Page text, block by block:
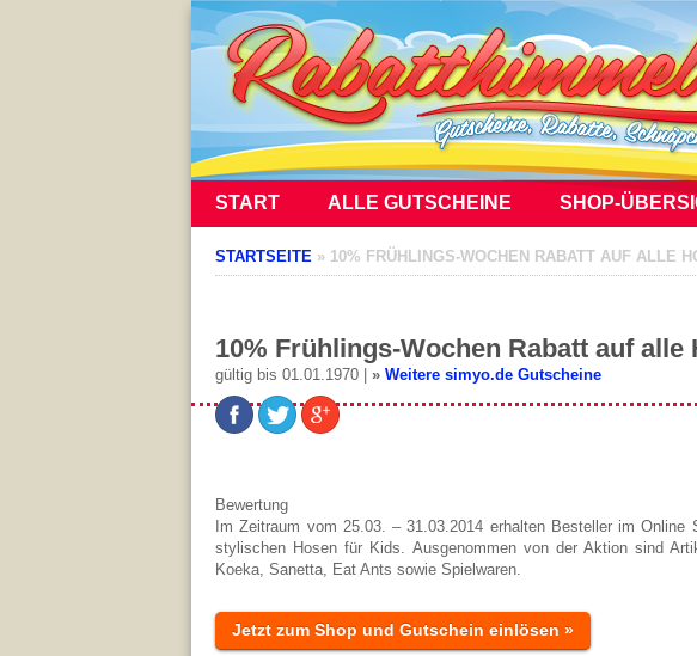
START ALLE GUTSCHEINE SHOP-
STARTSEITE » 10% FRÜHLINGS-WOCHEN RABATT AUF ALLE
10% Frühlings-Wochen Rabatt auf alle
gültig bis 01.01.1970 | » Weitere simyo.de Gutscheine
Bewertung
Im Zeitraum vom 25.03. – 31.03.2014 erhalten Besteller im
stylischen Hosen für Kids. Ausgenommen von der Aktion sind
Koeka, Sanetta, Eat Ants sowie Spielwaren.
Jetzt zum Shop und Gutschein einlösen »